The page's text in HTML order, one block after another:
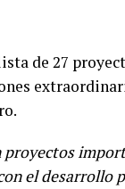
de 27
proyectos
el desarrollo